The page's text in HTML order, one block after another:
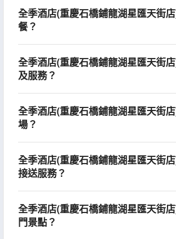
全季酒店(重慶石橋鋪龍湖星匯天街
餐？
全季酒店(重慶石橋鋪龍湖星匯天街
及服務？
全季酒店(重慶石橋鋪龍湖星匯天街
場？
全季酒店(重慶石橋鋪龍湖星匯天街
接送服務？
全季酒店(重慶石橋鋪龍湖星匯天街
門景點？